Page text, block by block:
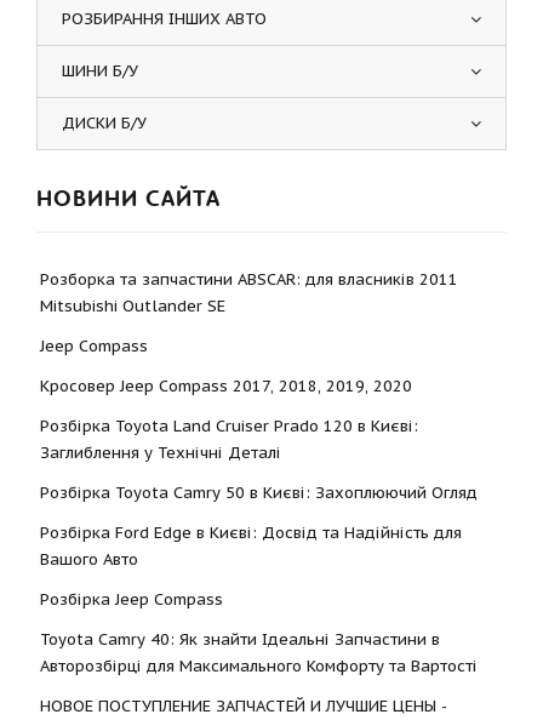
РОЗБИРАННЯ ІНШИХ АВТО
ШИНИ Б/У
ДИСКИ Б/У
НОВИНИ САЙТА
Розборка та запчастини ABSCAR: для власників 2011
Mitsubishi Outlander SE
Jeep Compass
Кросовер Jeep Compass 2017, 2018, 2019, 2020
Розбірка Toyota Land Cruiser Prado 120 в Києві:
Заглиблення у Технічні Деталі
Розбірка Toyota Camry 50 в Києві: Захоплюючий Огляд
Розбірка Ford Edge в Києві: Досвід та Надійність для
Вашого Авто
Розбірка Jeep Compass
Toyota Camry 40: Як знайти Ідеальні Запчастини в
Авторозбірці для Максимального Комфорту та Вартості
НОВОЕ ПОСТУПЛЕНИЕ ЗАПЧАСТЕЙ И ЛУЧШИЕ ЦЕНЫ -